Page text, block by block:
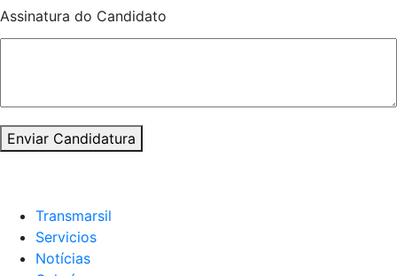
Assinatura do Candidato
Enviar Candidatura
Transmarsil
Servicios
Notícias